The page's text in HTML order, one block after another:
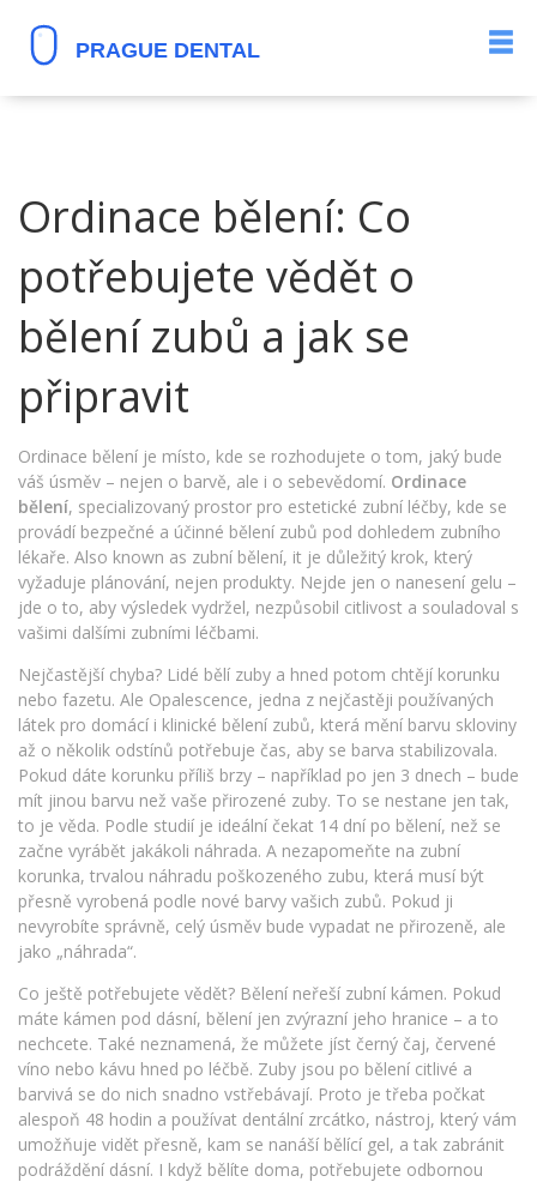
Ordinace bělení: Co
potřebujete vědět o
bělení zubů a jak se
připravit
Ordinace bělení je místo, kde se rozhodujete o tom, jaký bude
váš úsměv – nejen o barvě, ale i o sebevědomí. Ordinace
bělení, specializovaný prostor pro estetické zubní léčby, kde se
provádí bezpečné a účinné bělení zubů pod dohledem zubního
lékaře. Also known as zubní bělení, it je důležitý krok, který
vyžaduje plánování, nejen produkty. Nejde jen o nanesení gelu –
jde o to, aby výsledek vydržel, nezpůsobil citlivost a souladoval s
vašimi dalšími zubními léčbami.
Nejčastější chyba? Lidé bělí zuby a hned potom chtějí korunku
nebo fazetu. Ale Opalescence, jedna z nejčastěji používaných
látek pro domácí i klinické bělení zubů, která mění barvu skloviny
až o několik odstínů potřebuje čas, aby se barva stabilizovala.
Pokud dáte korunku příliš brzy – například po jen 3 dnech – bude
mít jinou barvu než vaše přirozené zuby. To se nestane jen tak,
to je věda. Podle studií je ideální čekat 14 dní po bělení, než se
začne vyrábět jakákoli náhrada. A nezapomeňte na zubní
korunka, trvalou náhradu poškozeného zubu, která musí být
přesně vyrobená podle nové barvy vašich zubů. Pokud ji
nevyrobíte správně, celý úsměv bude vypadat ne přirozeně, ale
jako „náhrada“.
Co ještě potřebujete vědět? Bělení neřeší zubní kámen. Pokud
máte kámen pod dásní, bělení jen zvýrazní jeho hranice – a to
nechcete. Také neznamená, že můžete jíst černý čaj, červené
víno nebo kávu hned po léčbě. Zuby jsou po bělení citlivé a
barvivá se do nich snadno vstřebávají. Proto je třeba počkat
alespoň 48 hodin a používat dentální zrcátko, nástroj, který vám
umožňuje vidět přesně, kam se nanáší bělící gel, a tak zabránit
podráždění dásní. I když bělíte doma, potřebujete odbornou